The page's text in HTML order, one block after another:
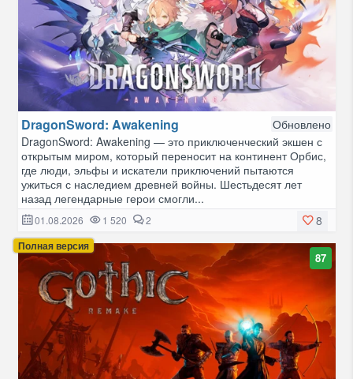
DragonSword: Awakening
Обновлено
DragonSword: Awakening — это приключенческий экшен с
открытым миром, который переносит на континент Орбис,
где люди, эльфы и искатели приключений пытаются
ужиться с наследием древней войны. Шестьдесят лет
назад легендарные герои смогли...
8
01.08.2026 1 520 2
Полная версия
87